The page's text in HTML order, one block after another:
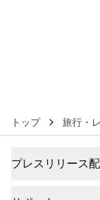
トップ 旅行・
プレスリリース